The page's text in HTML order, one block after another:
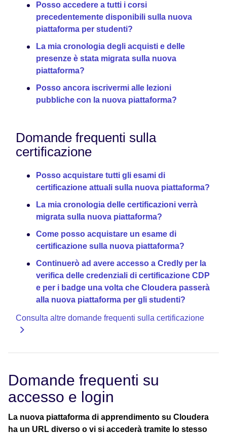
Posso accedere a tutti i corsi
precedentemente disponibili sulla nuova
piattaforma per studenti?
La mia cronologia degli acquisti e delle
presenze è stata migrata sulla nuova
piattaforma?
Posso ancora iscrivermi alle lezioni
pubbliche con la nuova piattaforma?
Domande frequenti sulla
certificazione
Posso acquistare tutti gli esami di
certificazione attuali sulla nuova piattaforma?
La mia cronologia delle certificazioni verrà
migrata sulla nuova piattaforma?
Come posso acquistare un esame di
certificazione sulla nuova piattaforma?
Continuerò ad avere accesso a Credly per la
verifica delle credenziali di certificazione CDP
e per i badge una volta che Cloudera passerà
alla nuova piattaforma per gli studenti?
Consulta altre domande frequenti sulla certificazione
Domande frequenti su
accesso e login
La nuova piattaforma di apprendimento su Cloudera
ha un URL diverso o vi si accederà tramite lo stesso